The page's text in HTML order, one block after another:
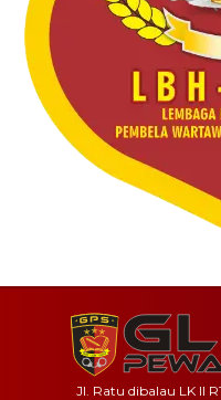
Jl. Ratu dibalau LK II